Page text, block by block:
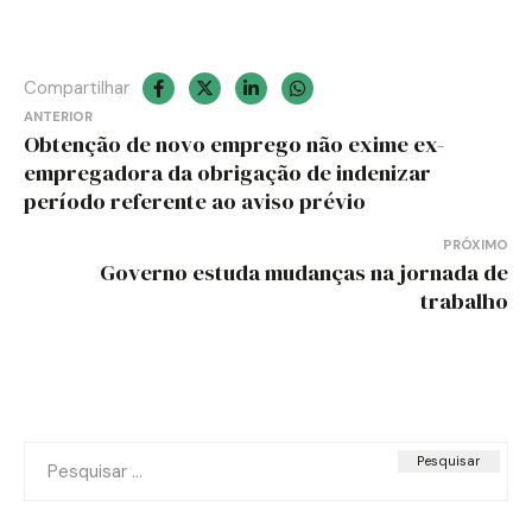
Compartilhar
Navegação
de
ANTERIOR
Obtenção de novo emprego não exime ex-
empregadora da obrigação de indenizar
período referente ao aviso prévio
PRÓXIMO
Governo estuda mudanças na jornada de
trabalho
por: